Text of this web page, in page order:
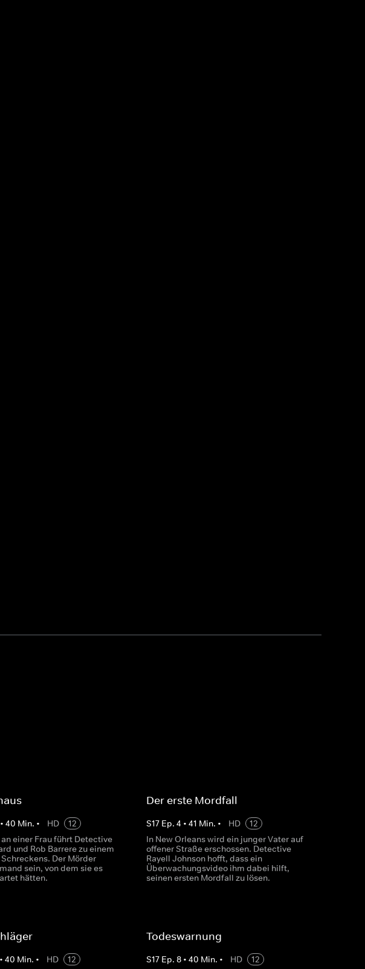
• 40 Min. • HD
12
einer Frau führt Detective
und Rob Barrere zu einem
Der Mörder
sein, von dem sie es
hätten.
Der erste Mordfall
S17 Ep. 4 • 41 Min. • HD
12
In New Orleans wird ein junger Vater auf
offener Straße erschossen. Detective
Rayell Johnson hofft, dass ein
Überwachungsvideo ihm dabei hilft,
seinen ersten Mordfall zu lösen.
40 Min. • HD
12
Todeswarnung
S17 Ep. 8• 40 Min. • HD
12